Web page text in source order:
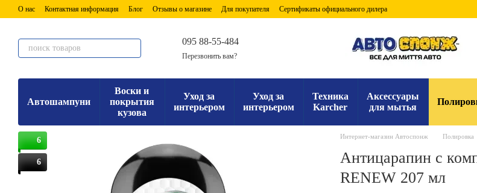
Перейти к основному контенту
О нас Контактная информация Блог Отзывы о магазине Для покупателя Сертификаты официального дилера
095 88-55-484
Перезвонить вам?
Автошампуни
Воски и
покрытия
кузова
Уход за
интерьером
Уход за
интерьером
Техника
Karcher
Аксессуары
для мытья
6
6
Интернет-магазин Автоспонж Полировка
Антицарапин с
RENEW 207 мл